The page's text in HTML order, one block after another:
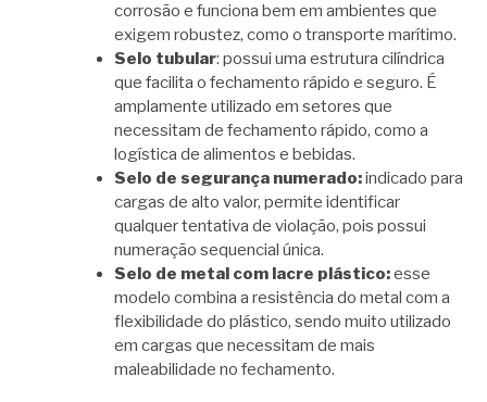
corrosão e funciona bem em ambientes que
exigem robustez, como o transporte marítimo.
Selo tubular: possui uma estrutura cilíndrica
que facilita o fechamento rápido e seguro. É
amplamente utilizado em setores que
necessitam de fechamento rápido, como a
logística de alimentos e bebidas.
Selo de segurança numerado:indicado para
cargas de alto valor, permite identificar
qualquer tentativa de violação, pois possui
numeração sequencial única.
Selo de metal com lacre plástico:esse
modelo combina a resistência do metal com a
flexibilidade do plástico, sendo muito utilizado
em cargas que necessitam de mais
maleabilidade no fechamento.